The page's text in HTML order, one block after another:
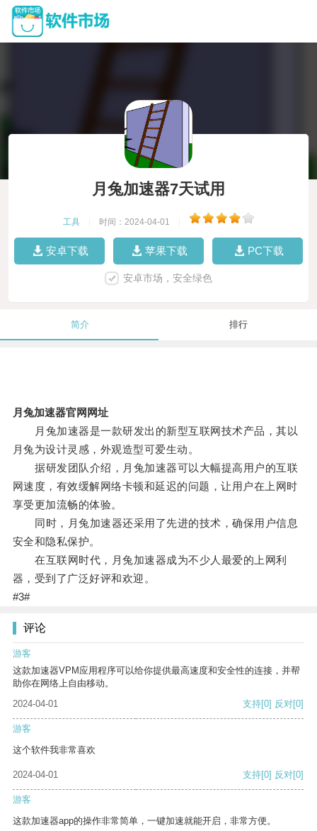
月兔加速器7天试用
工具 时间：2024-04-01
安卓下载 苹果下载 PC下载
安卓市场，安全绿色
简介 排行
月兔加速器官网网址
月兔加速器是一款研发出的新型互联网技术产品，其以
月兔为设计灵感，外观造型可爱生动。
据研发团队介绍，月兔加速器可以大幅提高用户的互联
网速度，有效缓解网络卡顿和延迟的问题，让用户在上网时
享受更加流畅的体验。
同时，月兔加速器还采用了先进的技术，确保用户信息
安全和隐私保护。
在互联网时代，月兔加速器成为不少人最爱的上网利
器，受到了广泛好评和欢迎。
#3#
评论
游客
这款加速器VPM应用程序可以给你提供最高速度和安全性的连接，并帮
助你在网络上自由移动。
2024-04-01
支持[0] 反对[0]
游客
这个软件我非常喜欢
2024-04-01 支持[0] 反对[0]
游客
这款加速器app的操作非常简单，一键加速就能开启，非常方便。